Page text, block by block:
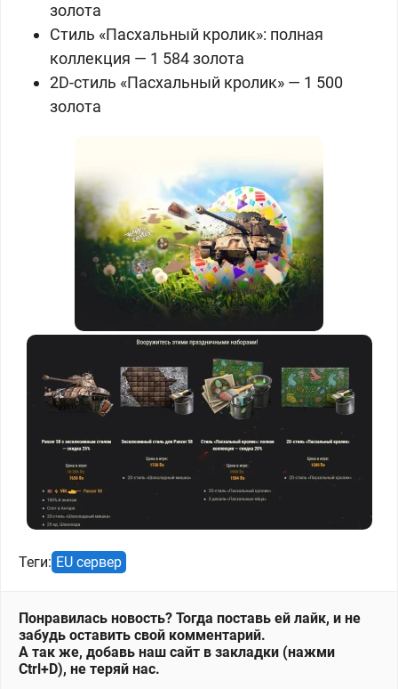
золота
Стиль «Пасхальный кролик»: полная
коллекция — 1 584 золота
2D-стиль «Пасхальный кролик» — 1 500
золота
Теги: EU сервер
Понравилась новость? Тогда поставь ей лайк, и не
забудь оставить свой комментарий.
А так же, добавь наш сайт в закладки (нажми
Ctrl+D), не теряй нас.